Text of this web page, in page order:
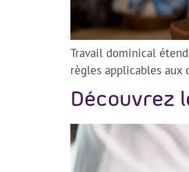
Travail dominical
règles applicables aux
Découvrez